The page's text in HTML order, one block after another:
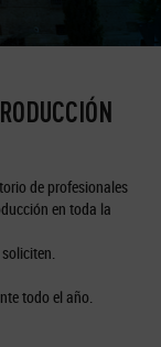
de profesionales
en toda la
todo el año.